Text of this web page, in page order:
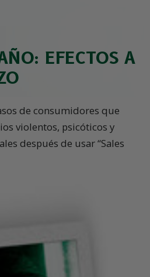
EFECTOS A
de consumidores que
violentos, psicóticos y
después de usar “Sales